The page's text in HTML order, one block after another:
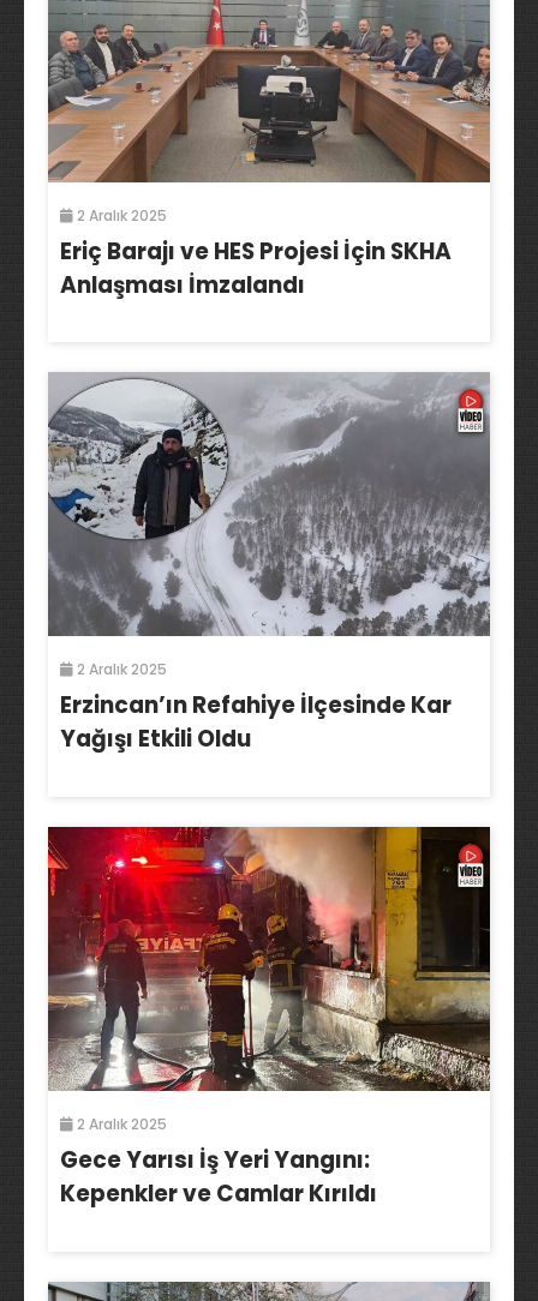
2 Aralık 2025
Eriç Barajı ve HES Projesi İçin SKHA
Anlaşması İmzalandı
2 Aralık 2025
Erzincan’ın Refahiye İlçesinde Kar
Yağışı Etkili Oldu
2 Aralık 2025
Gece Yarısı İş Yeri Yangını:
Kepenkler ve Camlar Kırıldı